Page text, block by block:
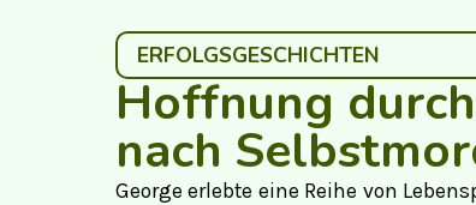
ERFOLGSGESCHICHTEN
Hoffnung
nach
George erlebte eine Reihe von